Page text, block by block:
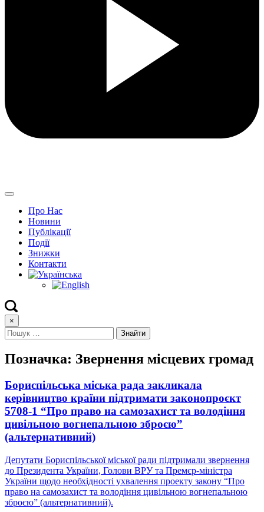
Про Нас
Новини
Публікації
Події
Знижки
Контакти
×
Позначка: Звернення місцевих громад
Бориспільська міська рада закликала
керівництво країни підтримати законопроєкт
5708-1 “Про право на самозахист та володіння
цивільною вогнепальною зброєю”
(альтернативний)
Депутати Бориспільської міської ради підтримали звернення
до Президента України, Голови ВРУ та Премєр-міністра
України щодо необхідності ухвалення проекту закону “Про
право на самозахист та володіння цивільною вогнепальною
зброєю” (альтернативний).